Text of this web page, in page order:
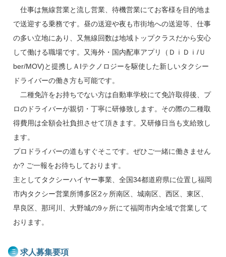
仕事は無線営業と流し営業、待機営業にてお客様を目的地ま
で送迎する乗務です。昼の送迎や夜も市街地への送迎等、仕事
の多い立地にあり、又無線回数は地域トップクラスだから安心
して働ける職場です。又海外・国内配車アプリ（ＤｉＤｉ/Ｕ
ber/MOV)と提携しＡIテクノロジーを駆使した新しいタクシー
ドライバーの働き方も可能です。
二種免許をお持ちでない方は自動車学校にて免許取得後、プ
ロのドライバーが親切・丁寧に研修致します。その際の二種取
得費用は全額会社負担させて頂きます。又研修日当も支給致し
ます。
プロドライバーの道もすぐそこです。ぜひご一緒に働きません
か? ご一報をお待ちしております。
主としてタクシーハイヤー事業、全国34都道府県に位置し福岡
市内タクシー営業所博多区2ヶ所南区、城南区、西区、東区、
早良区、那珂川、大野城の9ヶ所にて福岡市内全域で営業して
おります。
求人募集要項